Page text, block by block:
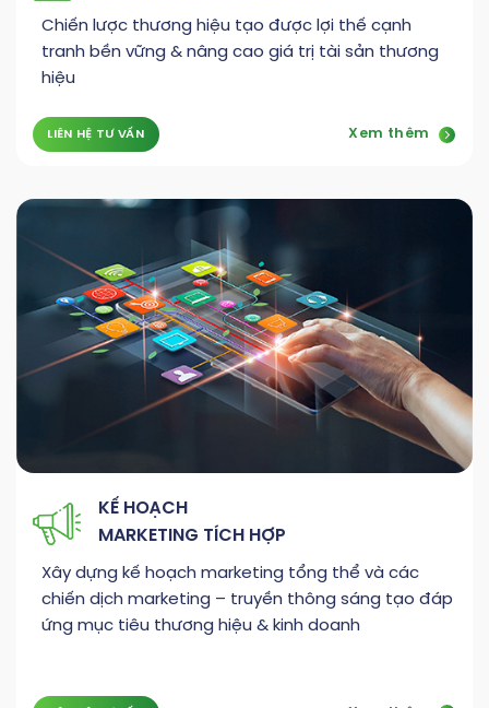
Chiến lược thương hiệu tạo được lợi thế cạnh
tranh bền vững & nâng cao giá trị tài sản thương
hiệu
LIÊN HỆ TƯ VẤN Xem thêm
KẾ HOẠCH
MARKETING TÍCH HỢP
Xây dựng kế hoạch marketing tổng thể và các
chiến dịch marketing – truyền thông sáng tạo đáp
ứng mục tiêu thương hiệu & kinh doanh